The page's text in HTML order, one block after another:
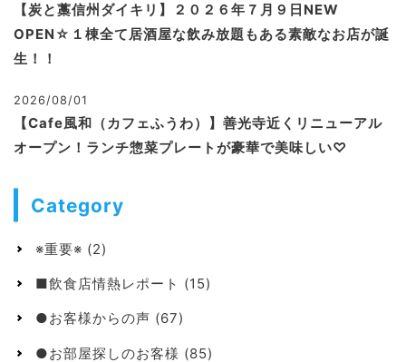
【炭と藁信州ダイキリ】２０２６年７月９日NEW
OPEN☆１棟全て居酒屋な飲み放題もある素敵なお店が誕
生！！
2026/08/01
【Cafe風和（カフェふうわ）】善光寺近くリニューアル
オープン！ランチ惣菜プレートが豪華で美味しい♡
Category
※重要※ (2)
■飲食店情熱レポート (15)
●お客様からの声 (67)
●お部屋探しのお客様 (85)